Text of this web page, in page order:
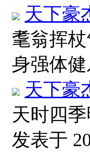
天下豪
耄翁挥
身强体
天下豪
天时四
发表于